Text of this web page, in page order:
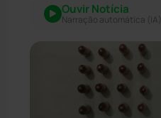
Ouvir Notícia
Narração automática (IA)